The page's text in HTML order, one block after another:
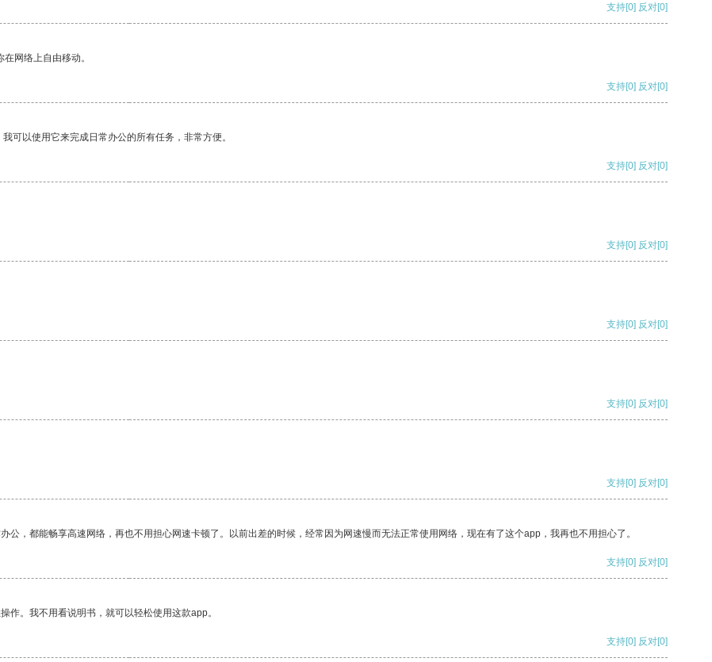
支持[0] 反对[0]
网络上自由移动。
支持[0] 反对[0]
可以使用它来完成日常办公的所有任务，非常方便。
支持[0] 反对[0]
支持[0] 反对[0]
支持[0] 反对[0]
支持[0] 反对[0]
支持[0] 反对[0]
，都能畅享高速网络，再也不用担心网速卡顿了。以前出差的时候，经常因为网速慢而无法正常使用网络，现在有了这个app，我再也不用担心了。
支持[0] 反对[0]
作。我不用看说明书，就可以轻松使用这款app。
支持[0] 反对[0]